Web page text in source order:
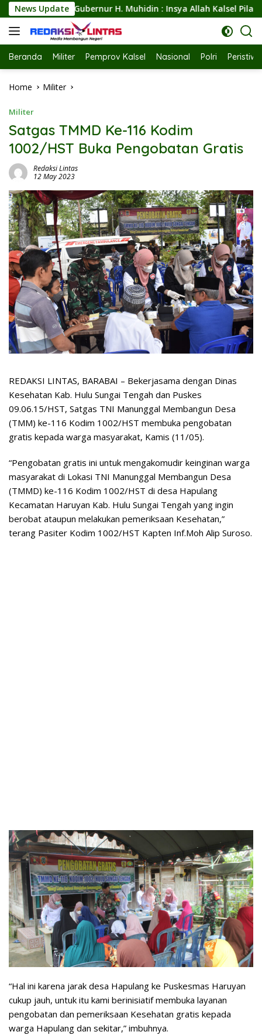
Skip
to
content
News Update
: Insya Allah Kalsel Pilar Indonesia Merawar Kehidupan
Beranda Militer Pemprov Kalsel Nasional Polri
Home Militer
Militer
Satgas TMMD Ke-116 Kodim
1002/HST Buka Pengobatan Gratis
Redaksi Lintas
12 May 2023
REDAKSI LINTAS, BARABAI – Bekerjasama dengan Dinas
Kesehatan Kab. Hulu Sungai Tengah dan Puskes
09.06.15/HST, Satgas TNI Manunggal Membangun Desa
(TMM) ke-116 Kodim 1002/HST membuka pengobatan
gratis kepada warga masyarakat, Kamis (11/05).
“Pengobatan gratis ini untuk mengakomudir keinginan warga
masyarakat di Lokasi TNI Manunggal Membangun Desa
(TMMD) ke-116 Kodim 1002/HST di desa Hapulang
Kecamatan Haruyan Kab. Hulu Sungai Tengah yang ingin
berobat ataupun melakukan pemeriksaan Kesehatan,”
terang Pasiter Kodim 1002/HST Kapten Inf.Moh Alip Suroso.
“Hal ini karena jarak desa Hapulang ke Puskesmas Haruyan
cukup jauh, untuk itu kami berinisiatif membuka layanan
pengobatan dan pemeriksaan Kesehatan gratis kepada
warga Hapulang dan sekitar,” imbuhnya.